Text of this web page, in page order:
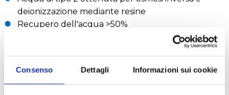
Consenso Dettagli Informazioni sui cookie
deionizzazione mediante resine
Recupero dell'acqua >50%
Monitoraggio in continuo della conduttività
Facile sostituzione della cartuccia DI
Gamma con modelli con produzione da 20 a 40